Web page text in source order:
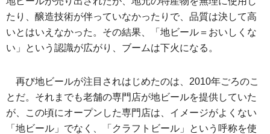
たり、醸造技術が伴っていなかったりで、品質は決して高
いとはいえなかった。その結果、「地ビール＝おいしくな
い」という認識が広がり、ブームは下火になる。
再び地ビールが注目されはじめたのは、2010年ごろのこ
とだ。それまでも老舗の専門店が地ビールを提供していた
が、この頃にオープンした専門店は、イメージがよくない
「地ビール」でなく、「クラフトビール」という呼称を使